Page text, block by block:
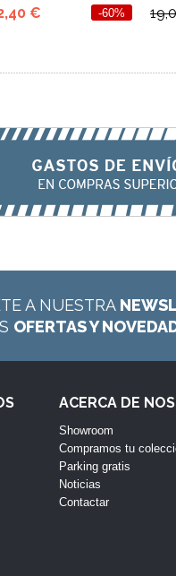
€ -60%
A NUESTRA
OFERTAS Y
ACERCA DE
Showroom
Compramos tu
Parking gratis
Noticias
Contactar